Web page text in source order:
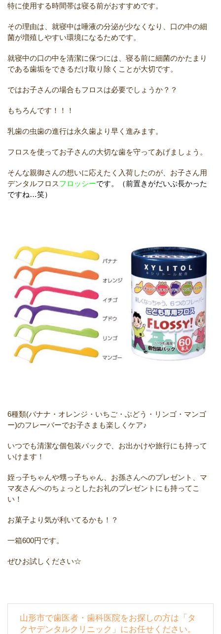
特に使用する時間帯は寝る前がおすすめです。
その理由は、就寝中は唾液の分泌が少なくなり、口の中の細
菌が増殖しやすい環境になるためです。
就寝中の口の中を清潔に保つには、寝る前に細菌のかたまり
である歯垢をできるだけ取り除くことが大切です。
ではお子さんの場合もフロスは必要でしょうか？？
もちろんです！！！
乳歯の虫歯の進行は永久歯より早く進みます。
フロスを使ってお子さんの大切な歯を守ってあげましょう。
そんな親御さんの想いに応えたく入荷したのが、お子さん用
デンタルフロスフロッシーです。（前置きがだいぶ長かった
ですね…笑）
6種類(バナナ・オレンジ・いちご・ぶどう・リンゴ・マンゴ
ー)のフレーバーでお子さまも楽しくケア♪
いつでも清潔な個包装パックで、お出かけや旅行にも持って
いけます！
姪っ子ちゃんや甥っ子ちゃん、お孫さんへのプレゼント、マ
マ友さんへのちょっとしたお礼のプレゼントにも持ってこ
い！
お菓子より気が利いてるかも！？
一箱600円です。
ぜひお試しください☆
山形市で歯医者・歯科医院をお探しの方は「タ
クヤデンタルクリニック」にお任せください。